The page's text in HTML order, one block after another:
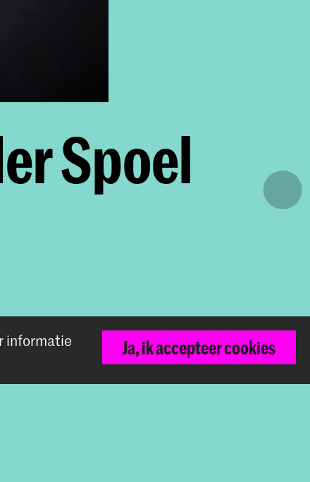
Spoel
Terug naar boven
informatie
Ja, ik accepteer cookies